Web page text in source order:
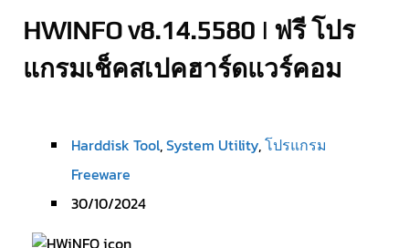
HWiNFO v8.14.5580 | ฟรี โปร
แกรมเช็คสเปคฮาร์ดแวร์คอม
Harddisk Tool,System Utility,โปรแกรม
Freeware
30/10/2024